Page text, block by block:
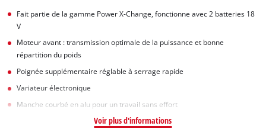
Fait partie de la gamme Power X-Change, fonctionne avec 2 batteries 18
V
Moteur avant : transmission optimale de la puissance et bonne
répartition du poids
Poignée supplémentaire réglable à serrage rapide
Variateur électronique
Manche courbé en alu pour un travail sans effort
Voir plus d'informations